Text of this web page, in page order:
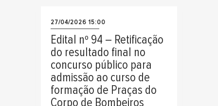
27/04/2026 15:00
Edital nº 94 – Retificação
do resultado final no
concurso público para
admissão ao curso de
formação de Praças do
Corpo de Bombeiros